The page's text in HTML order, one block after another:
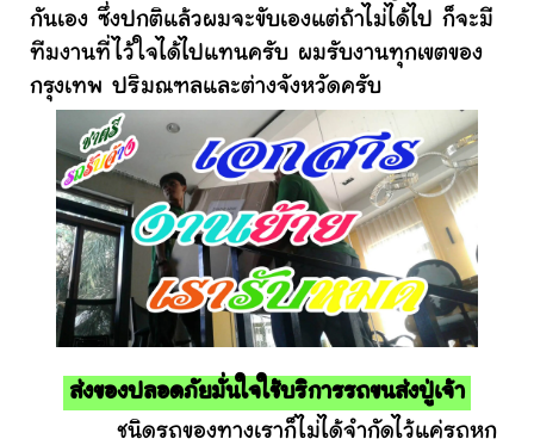
กันเอง ซึ่งปกติแล้วผมจะขับเองแต่ถ้าไม่ได้ไป ก็จะมี
ทีมงานที่ไว้ใจได้ไปแทนครับ ผมรับงานทุกเขตของ
กรุงเทพ ปริมณฑลและต่างจังหวัดครับ
ส่งของปลอดภัยมั่นใจใช้บริการรถขนส่งปู่เจ้า
ชนิดรถของทางเราก็ไม่ได้จำกัดไว้แค่รถหก